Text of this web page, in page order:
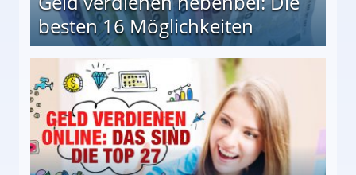
besten 16 Möglichkeiten